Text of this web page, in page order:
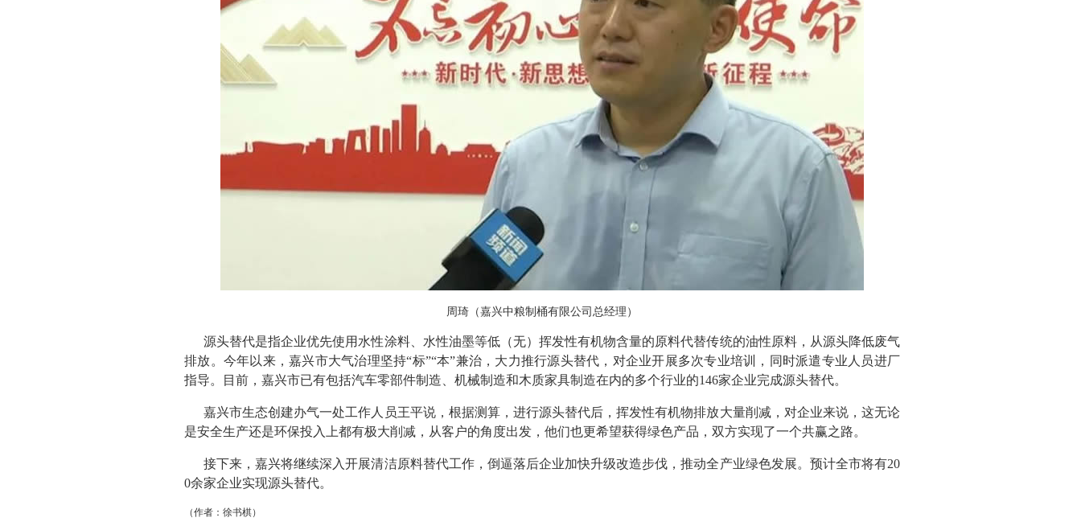
周琦（嘉兴中粮制桶有限公司总经理）
源头替代是指企业优先使用水性涂料、水性油墨等低（无）挥发性有机物含量的原料代替传统的油性原料，从源头降低废气
排放。今年以来，嘉兴市大气治理坚持“标”“本”兼治，大力推行源头替代，对企业开展多次专业培训，同时派遣专业人员进厂
指导。目前，嘉兴市已有包括汽车零部件制造、机械制造和木质家具制造在内的多个行业的146家企业完成源头替代。
嘉兴市生态创建办气一处工作人员王平说，根据测算，进行源头替代后，挥发性有机物排放大量削减，对企业来说，这无论
是安全生产还是环保投入上都有极大削减，从客户的角度出发，他们也更希望获得绿色产品，双方实现了一个共赢之路。
接下来，嘉兴将继续深入开展清洁原料替代工作，倒逼落后企业加快升级改造步伐，推动全产业绿色发展。预计全市将有20
0余家企业实现源头替代。
（作者：徐书棋）